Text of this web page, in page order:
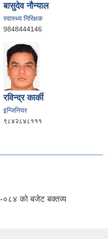
बासुदेव नाैन्याल
स्वास्थ्य निरिक्षक
9848444146
रविन्द्र कार्की
इन्जिनियर
९८४२८४८१११
को बजेट बक्तव्य